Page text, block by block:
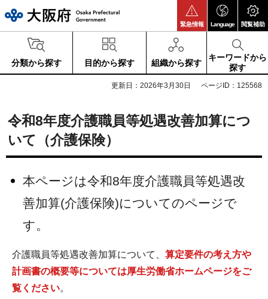
緊急情報 Language 閲覧補助
分類から探す 目的から探す 組織から探す
キーワードから
探す
更新日：2026年3月30日 ページID：125568
令和8年度介護職員等処遇改善加算につ
いて（介護保険）
本ページは令和8年度介護職員等処遇改
善加算(介護保険)についてのページで
す。
介護職員等処遇改善加算について、 算定要件の考え方や
計画書の概要等については厚生労働省ホームページをご
覧ください。